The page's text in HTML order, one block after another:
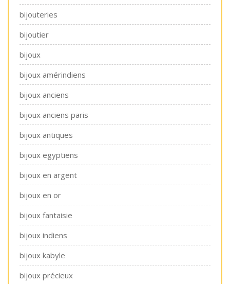
bijouteries
bijoutier
bijoux
bijoux amérindiens
bijoux anciens
bijoux anciens paris
bijoux antiques
bijoux egyptiens
bijoux en argent
bijoux en or
bijoux fantaisie
bijoux indiens
bijoux kabyle
bijoux précieux